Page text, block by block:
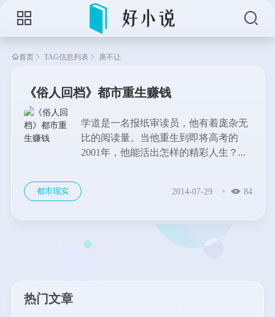
首页 TAG信息列表 庚不让
《俗人回档》都市重生赚钱
学道是一名报纸审读员，他有着庞杂无
比的阅读量。当他重生到即将高考的
2001年，他能活出怎样的精彩人生？...
都市现实 2014-07-29 84
热门文章